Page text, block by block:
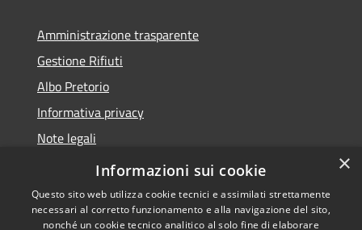
Amministrazione trasparente
Gestione Rifiuti
Albo Pretorio
Informativa privacy
Note legali
Dichiarazione di accessibilità
×
Informazioni sui cookie
Questo sito web utilizza cookie tecnici e assimilati strettamente
necessari al corretto funzionamento e alla navigazione del sito,
nonché un cookie tecnico analitico al solo fine di elaborare